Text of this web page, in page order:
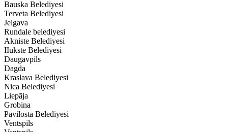
Bauska Belediyesi
Terveta Belediyesi
Jelgava
Rundale belediyesi
Akniste Belediyesi
IIukste Belediyesi
Daugavpils
Dagda
Kraslava Belediyesi
Nica Belediyesi
Liepāja
Grobina
Pavilosta Belediyesi
Ventspils